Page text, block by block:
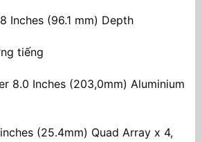
Inches (96.1 mm) Depth
tiếng
8.0 Inches (203,0mm) Aluminium
(25.4mm) Quad Array x 4,